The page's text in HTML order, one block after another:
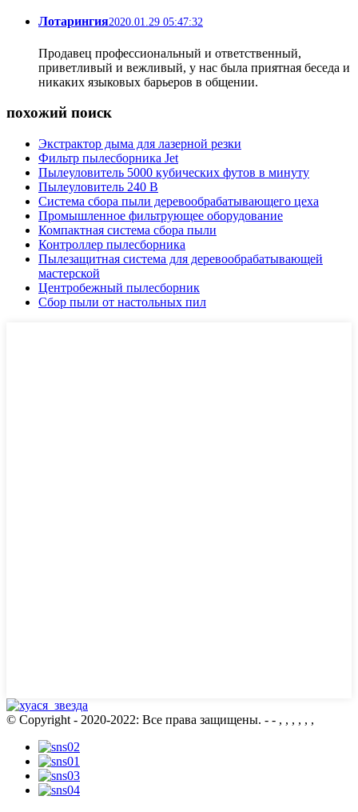
Лотарингия2020.01.29 05:47:32
Продавец профессиональный и ответственный,
приветливый и вежливый, у нас была приятная беседа и
никаких языковых барьеров в общении.
похожий поиск
Экстрактор дыма для лазерной резки
Фильтр пылесборника Jet
Пылеуловитель 5000 кубических футов в минуту
Пылеуловитель 240 В
Система сбора пыли деревообрабатывающего цеха
Промышленное фильтрующее оборудование
Компактная система сбора пыли
Контроллер пылесборника
Пылезащитная система для деревообрабатывающей
мастерской
Центробежный пылесборник
Сбор пыли от настольных пил
© Copyright - 2020-2022: Все права защищены. - - , , , , , ,